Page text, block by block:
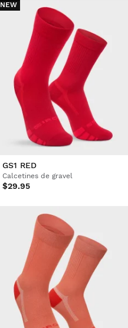
NEW
GS1 RED
Calcetines de gravel
$29.95